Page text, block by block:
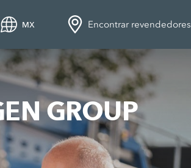
MX Encontrar revendedores
GROUP